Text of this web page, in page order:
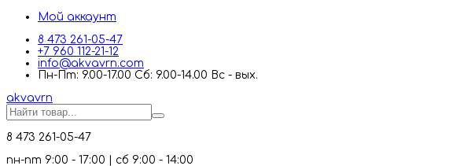
Мой аккаунт
8 473 261-05-47
+7 960 112-21-12
info@akvavrn.com
Пн-Пт: 9.00-17.00 Сб: 9.00-14.00 Вс - вых.
akvavrn
8 473 261-05-47
пн-пт 9:00 - 17:00 | сб 9:00 - 14:00